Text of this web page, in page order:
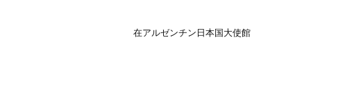
在アルゼンチン日本国大使館